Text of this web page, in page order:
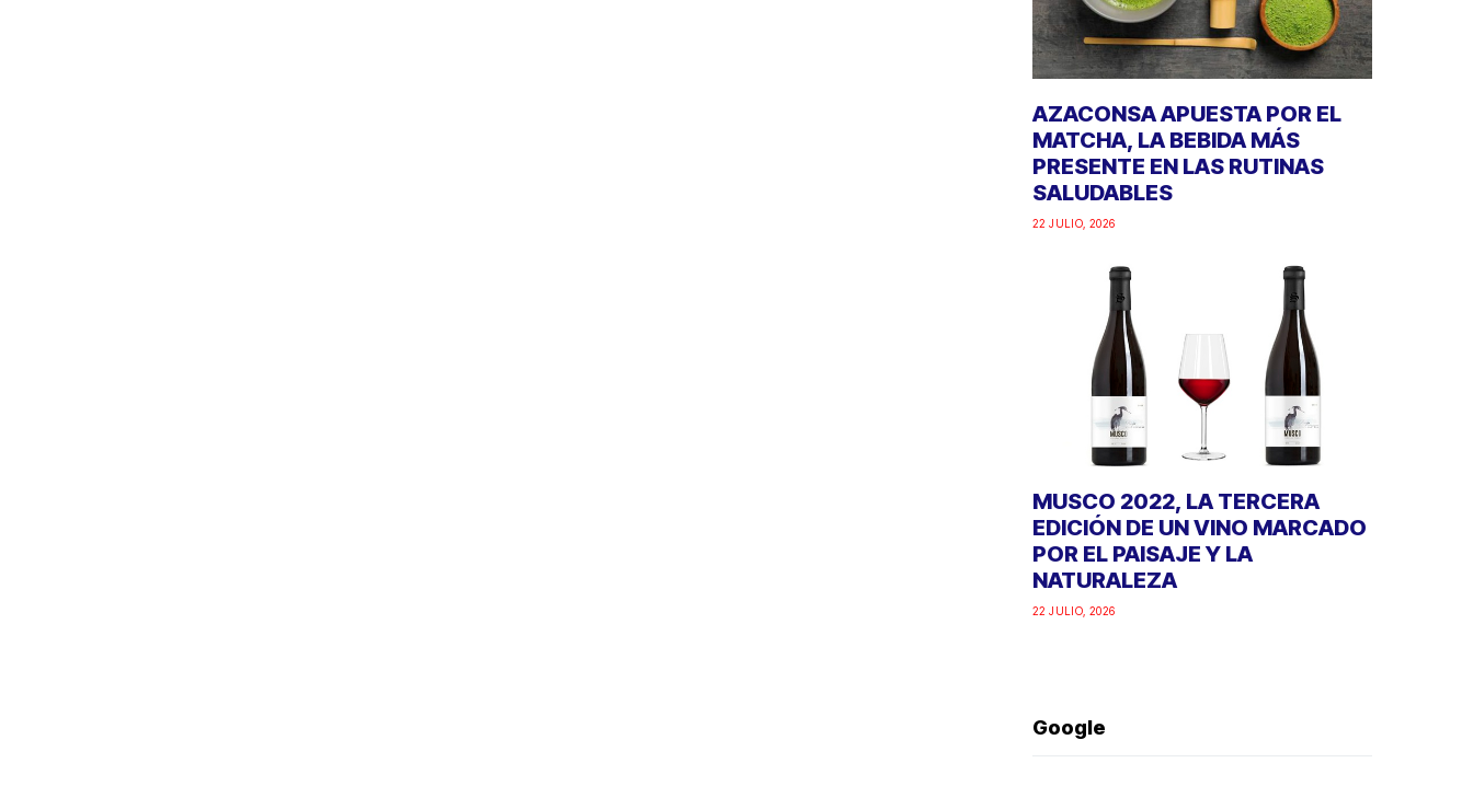
AZACONSA APUESTA POR EL
MATCHA, LA BEBIDA MÁS
PRESENTE EN LAS RUTINAS
SALUDABLES
22 JULIO, 2026
MUSCO 2022, LA TERCERA
EDICIÓN DE UN VINO MARCADO
POR EL PAISAJE Y LA
NATURALEZA
22 JULIO, 2026
Google